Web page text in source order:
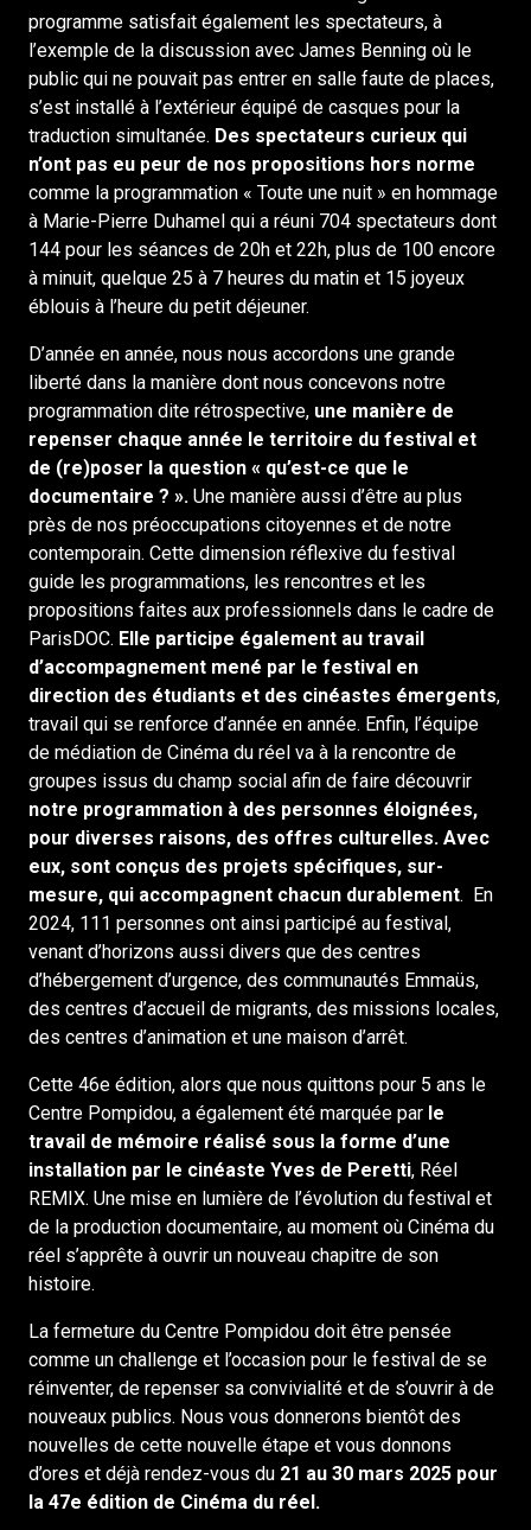
programme satisfait également les spectateurs, à
l’exemple de la discussion avec James Benning où le
public qui ne pouvait pas entrer en salle faute de places,
s’est installé à l’extérieur équipé de casques pour la
traduction simultanée. Des spectateurs curieux qui
n’ont pas eu peur de nos propositions hors norme
comme la programmation « Toute une nuit » en hommage
à Marie-Pierre Duhamel qui a réuni 704 spectateurs dont
144 pour les séances de 20h et 22h, plus de 100 encore
à minuit, quelque 25 à 7 heures du matin et 15 joyeux
éblouis à l’heure du petit déjeuner.
D’année en année, nous nous accordons une grande
liberté dans la manière dont nous concevons notre
programmation dite rétrospective, une manière de
repenser chaque année le territoire du festival et
de (re)poser la question « qu’est-ce que le
documentaire ? ». Une manière aussi d’être au plus
près de nos préoccupations citoyennes et de notre
contemporain. Cette dimension réflexive du festival
guide les programmations, les rencontres et les
propositions faites aux professionnels dans le cadre de
ParisDOC. Elle participe également au travail
d’accompagnement mené par le festival en
direction des étudiants et des cinéastes émergents,
travail qui se renforce d’année en année. Enfin, l’équipe
de médiation de Cinéma du réel va à la rencontre de
groupes issus du champ social afin de faire découvrir
notre programmation à des personnes éloignées,
pour diverses raisons, des offres culturelles. Avec
eux, sont conçus des projets spécifiques, sur-
mesure, qui accompagnent chacun durablement. En
2024, 111 personnes ont ainsi participé au festival,
venant d’horizons aussi divers que des centres
d’hébergement d’urgence, des communautés Emmaüs,
des centres d’accueil de migrants, des missions locales,
des centres d’animation et une maison d’arrêt.
Cette 46e édition, alors que nous quittons pour 5 ans le
Centre Pompidou, a également été marquée par le
travail de mémoire réalisé sous la forme d’une
installation par le cinéaste Yves de Peretti, Réel
REMIX. Une mise en lumière de l’évolution du festival et
de la production documentaire, au moment où Cinéma du
réel s’apprête à ouvrir un nouveau chapitre de son
histoire.
La fermeture du Centre Pompidou doit être pensée
comme un challenge et l’occasion pour le festival de se
réinventer, de repenser sa convivialité et de s’ouvrir à de
nouveaux publics. Nous vous donnerons bientôt des
nouvelles de cette nouvelle étape et vous donnons
d’ores et déjà rendez-vous du 21 au 30 mars 2025 pour
la 47e édition de Cinéma du réel.